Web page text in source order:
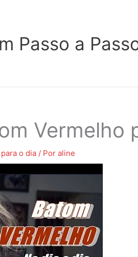
Passo a
Vermelho
o dia / Por aline